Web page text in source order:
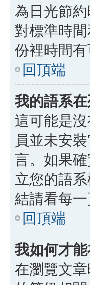
為日光節
對標準時
份裡時間
回頂端
我的語系在
這可能是
員並未安
言。如果
立您的語
結請看每一
回頂端
我如何才
在瀏覽文